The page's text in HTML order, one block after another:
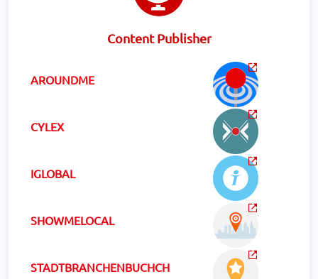
Content Publisher
AROUNDME
CYLEX
IGLOBAL
SHOWMELOCAL
STADTBRANCHENBUCHCH